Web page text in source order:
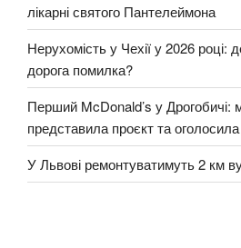
лікарні святого Пантелеймона
Нерухомість у Чехії у 2026 році:
дорога помилка?
Перший McDonald’s у Дрогобичі:
представила проєкт та
У Львові ремонтуватимуть 2 км